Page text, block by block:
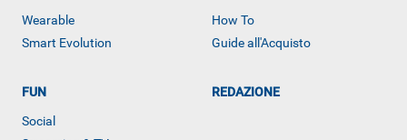
Wearable
Smart Evolution
How To
Guide all'Acquisto
FUN
Social
REDAZIONE